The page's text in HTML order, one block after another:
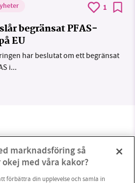
1
begränsat PFAS-
EU
har beslutat om ett begränsat
i...
marknadsföring så
med våra kakor?
förbättra din upplevelse och samla in